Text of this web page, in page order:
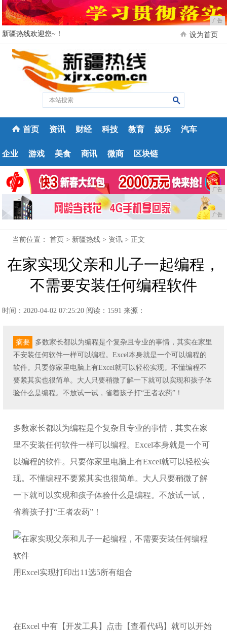
广告
新疆热线欢迎您~！ 设为首页
首页 资讯 财经 科技 教育 娱乐 汽车
企业 游戏 美食 商讯 微商 区块链
广告
广告
当前位置：首页 > 新疆热线 > 资讯 > 正文
在家实现父亲和儿子一起编程，
不需要安装任何编程软件
时间：2020-04-02 07:25:20 阅读：1591 来源：
摘要
多数家长都以为编程是个复杂且专业的事情，其实在家里
不安装任何软件一样可以编程。Excel本身就是一个可以编程的
软件。只要你家里电脑上有Excel就可以轻松实现。不懂编程不
要紧其实也很简单。大人只要稍微了解一下就可以实现和孩子体
验什么是编程。不放试一试，省着孩子打“王者农药”！
多数家长都以为编程是个复杂且专业的事情，其实在家
里不安装任何软件一样可以编程。Excel本身就是一个可
以编程的软件。只要你家里电脑上有Excel就可以轻松实
现。不懂编程不要紧其实也很简单。大人只要稍微了解
一下就可以实现和孩子体验什么是编程。不放试一试，
省着孩子打“王者农药”！
用Excel实现打印出11选5所有组合
在Excel 中有【开发工具】点击【查看代码】就可以开始